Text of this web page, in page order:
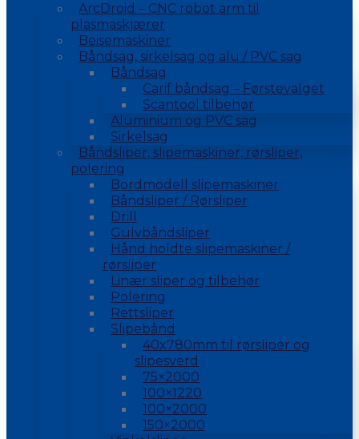
ArcDroid – CNC robot arm til
plasmaskjærer
Beisemaskiner
Båndsag, sirkelsag og alu / PVC sag
Båndsag
Carif båndsag – Førstevalget
Scantool tilbehør
Aluminium og PVC sag
Sirkelsag
Båndsliper, slipemaskiner, rørsliper,
polering
Bordmodell slipemaskiner
Båndsliper / Rørsliper
Drill
Gulvbåndsliper
Hånd holdte slipemaskiner /
rørsliper
Linær sliper og tilbehør
Polering
Rettsliper
Slipebånd
40x780mm til rørsliper og
slipesverd
75×2000
100×1220
100×2000
150×2000